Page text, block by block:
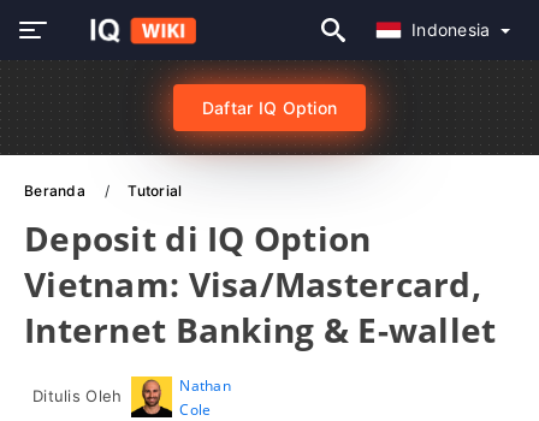
Indonesia
Daftar IQ Option
Beranda Tutorial
Deposit di IQ Option
Vietnam: Visa/Mastercard,
Internet Banking & E-wallet
Ditulis Oleh
Nathan
Cole